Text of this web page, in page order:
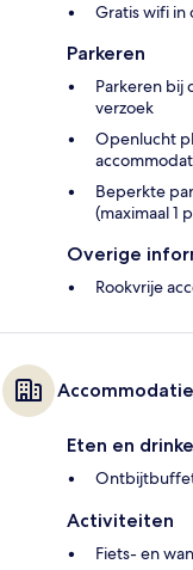
Gratis wifi in
Parkeren
Parkeren bij
verzoek
Openlucht
Beperkte
(maximaal 1
Overige
Rookvrije
Eten en
Ontbijtbuffet
Activiteiten
Fiets- en